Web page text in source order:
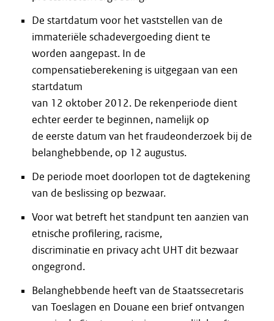
De startdatum voor het vaststellen van de
immateriële schadevergoeding dient te
worden aangepast. In de
compensatieberekening is uitgegaan van een
startdatum
van 12 oktober 2012. De rekenperiode dient
echter eerder te beginnen, namelijk op
de eerste datum van het fraudeonderzoek bij de
belanghebbende, op 12 augustus.
De periode moet doorlopen tot de dagtekening
van de beslissing op bezwaar.
Voor wat betreft het standpunt ten aanzien van
etnische profilering, racisme,
discriminatie en privacy acht UHT dit bezwaar
ongegrond.
Belanghebbende heeft van de Staatssecretaris
van Toeslagen en Douane een brief ontvangen